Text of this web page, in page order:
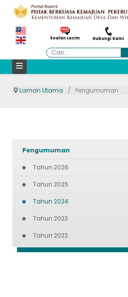
Soalan Lazim Hubungi Kami
Cari
Laman Utama Pengumuman
Pengumuman
Tahun 2026
Tahun 2025
Tahun 2024
Tahun 2023
Tahun 2022